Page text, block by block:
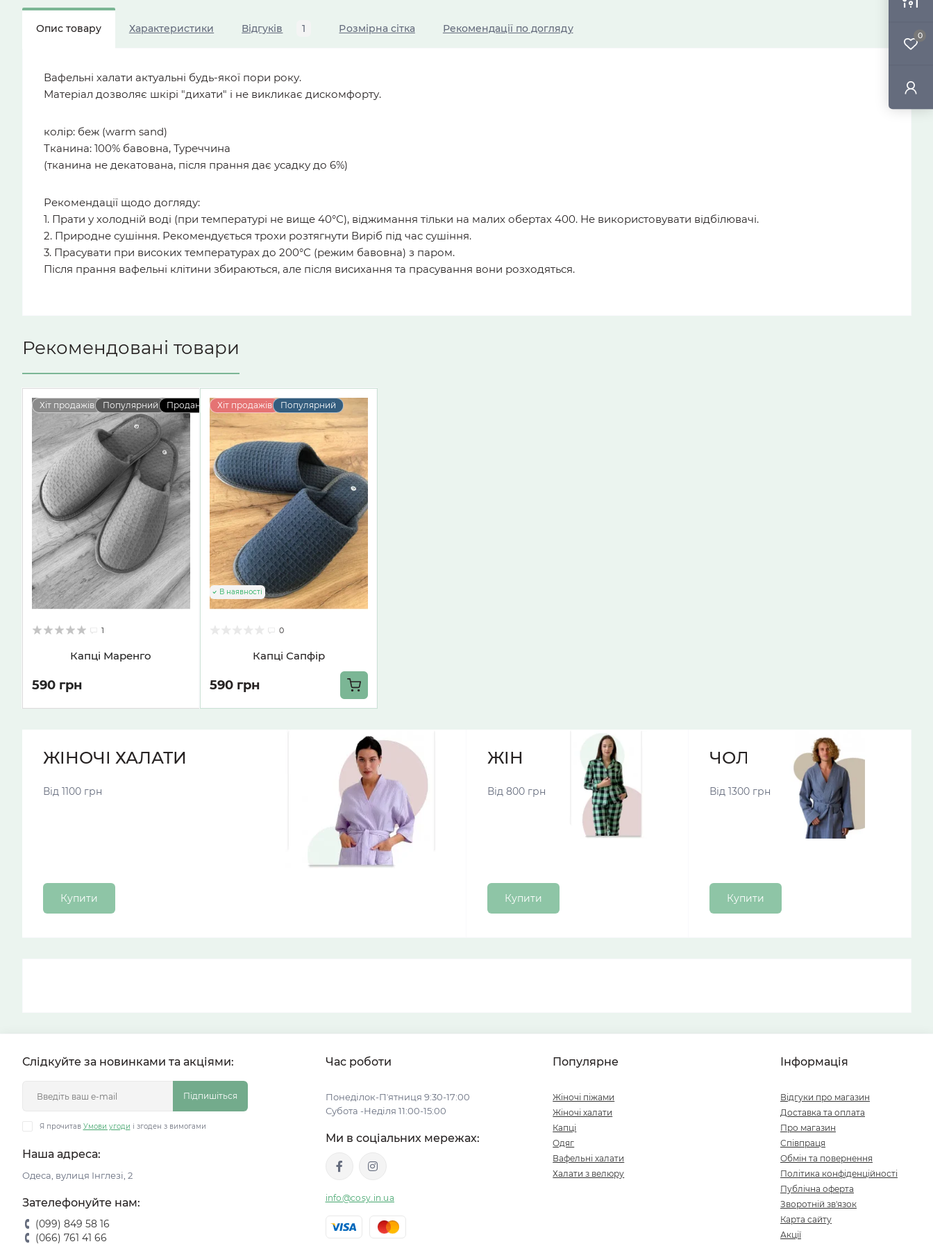
0
Опис товару Характеристики Відгуків 1 Розмірна сітка Рекомендації по догляду
Вафельні халати актуальні будь-якої пори року.
Матеріал дозволяє шкірі "дихати" і не викликає дискомфорту.
колір: беж (warm sand)
Тканина: 100% бавовна, Туреччина
(тканина не декатована, після прання дає усадку до 6%)
Рекомендації щодо догляду:
1. Прати у холодній воді (при температурі не вище 40°С), віджимання тільки на малих обертах 400. Не використовувати відбілювачі.
2. Природне сушіння. Рекомендується трохи розтягнути Виріб під час сушіння.
3. Прасувати при високих температурах до 200°С (режим бавовна) з паром.
Після прання вафельні клітини збираються, але після висихання та прасування вони розходяться.
Рекомендовані товари
Хіт продажів Популярний Продано
1
Капці Маренго
590 грн
Хіт продажів Популярний
0
Капці Сапфір
В наявності
590 грн
ЖІНОЧІ ХАЛАТИ
Від 1100 грн
Купити
ЖІНОЧІ ПІЖАМИ
Від 800 грн
Купити
ЧОЛОВІЧІ ХАЛАТИ
Від 1300 грн
Купити
Слідкуйте за новинками та акціями:
Підпишіться
Я прочитав Умови угоди і згоден з вимогами
Наша адреса:
Одеса, вулиця Інглезі, 2
Зателефонуйте нам:
(099) 849 58 16
(066) 761 41 66
Час роботи
Понеділок-Пʼятниця 9:30-17:00
Субота -Неділя 11:00-15:00
Ми в соціальних мережах:
info@cosy.in.ua
Популярне
Жіночі піжами
Жіночі халати
Капці
Одяг
Вафельні халати
Халати з велюру
Інформація
Відгуки про магазин
Доставка та оплата
Про магазин
Співпраця
Обмін та повернення
Політика конфіденційності
Публічна оферта
Зворотній зв'язок
Карта сайту
Акції